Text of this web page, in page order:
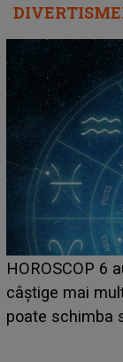
LINE-UP
care deschid
așteptate